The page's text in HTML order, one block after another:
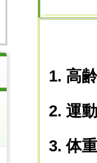
1. 高
2. 運
3. 体